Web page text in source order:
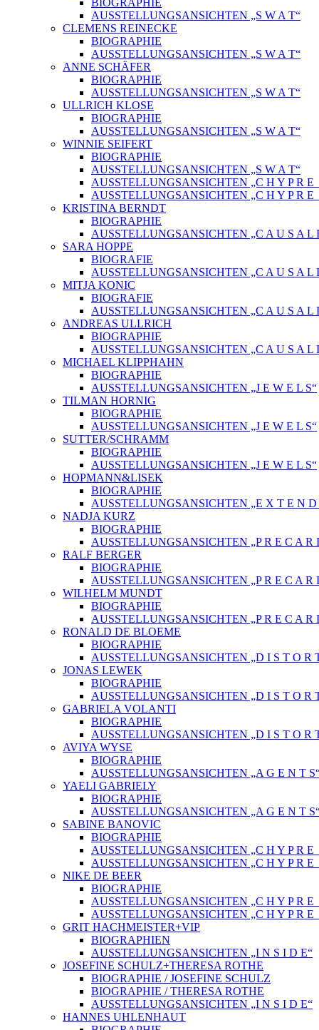
AUSSTELLUNGSANSICHTEN „S W A T“
CLEMENS REINECKE
BIOGRAPHIE
AUSSTELLUNGSANSICHTEN „S W A T“
ANNE SCHÄFER
BIOGRAPHIE
AUSSTELLUNGSANSICHTEN „S W A T“
ULLRICH KLOSE
BIOGRAPHIE
AUSSTELLUNGSANSICHTEN „S W A T“
WINNIE SEIFERT
BIOGRAPHIE
AUSSTELLUNGSANSICHTEN „S W A T“
AUSSTELLUNGSANSICHTEN „C H Y P R
AUSSTELLUNGSANSICHTEN „C H Y P R
KRISTINA BERNDT
BIOGRAPHIE
AUSSTELLUNGSANSICHTEN „C A U S A L
SARA HOPPE
BIOGRAFIE
AUSSTELLUNGSANSICHTEN „C A U S A L
MITJA KONIC
BIOGRAFIE
AUSSTELLUNGSANSICHTEN „C A U S A L
ANDREAS ULLRICH
BIOGRAPHIE
AUSSTELLUNGSANSICHTEN „C A U S A L
MICHAEL KLIPPHAHN
BIOGRAPHIE
AUSSTELLUNGSANSICHTEN „J E W E L S“
TILMAN HORNIG
BIOGRAPHIE
AUSSTELLUNGSANSICHTEN „J E W E L S“
SUTTER/SCHRAMM
BIOGRAPHIE
AUSSTELLUNGSANSICHTEN „J E W E L S“
HOPMANN&LISEK
BIOGRAPHIE
AUSSTELLUNGSANSICHTEN „E X T E N D
NADJA KURZ
BIOGRAPHIE
AUSSTELLUNGSANSICHTEN „P R E C A R
RALF BERGER
BIOGRAPHIE
AUSSTELLUNGSANSICHTEN „P R E C A R
WILHELM MUNDT
BIOGRAPHIE
AUSSTELLUNGSANSICHTEN „P R E C A R
RONALD DE BLOEME
BIOGRAPHIE
AUSSTELLUNGSANSICHTEN „D I S T O R
JONAS LEWEK
BIOGRAPHIE
AUSSTELLUNGSANSICHTEN „D I S T O R
GABRIELA VOLANTI
BIOGRAPHIE
AUSSTELLUNGSANSICHTEN „D I S T O R
AVIYA WYSE
BIOGRAPHIE
AUSSTELLUNGSANSICHTEN „A G E N T
YAELI GABRIELY
BIOGRAPHIE
AUSSTELLUNGSANSICHTEN „A G E N T
SABINE BANOVIC
BIOGRAPHIE
AUSSTELLUNGSANSICHTEN „C H Y P R
AUSSTELLUNGSANSICHTEN „C H Y P R
NIKE DE BEER
BIOGRAPHIE
AUSSTELLUNGSANSICHTEN „C H Y P R
AUSSTELLUNGSANSICHTEN „C H Y P R
GRIT HACHMEISTER+VIP
BIOGRAPHIEN
AUSSTELLUNGSANSICHTEN „I N S I D E“
JOSEFINE SCHULZ+THERESA ROTHE
BIOGRAPHIE / JOSEFINE SCHULZ
BIOGRAPHIE / THERESA ROTHE
AUSSTELLUNGSANSICHTEN „I N S I D E“
HANNES UHLENHAUT